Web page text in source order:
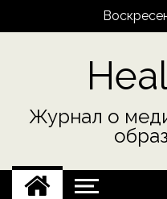
Журнал о